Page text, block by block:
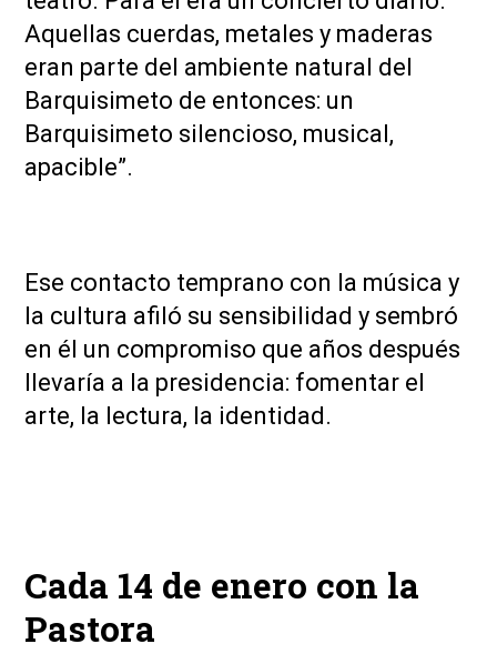
Aquellas cuerdas, metales y maderas
eran parte del ambiente natural del
Barquisimeto de entonces: un
Barquisimeto silencioso, musical,
apacible”.
Ese contacto temprano con la música y
la cultura afiló su sensibilidad y sembró
en él un compromiso que años después
llevaría a la presidencia: fomentar el
arte, la lectura, la identidad.
Cada 14 de enero con la
Pastora